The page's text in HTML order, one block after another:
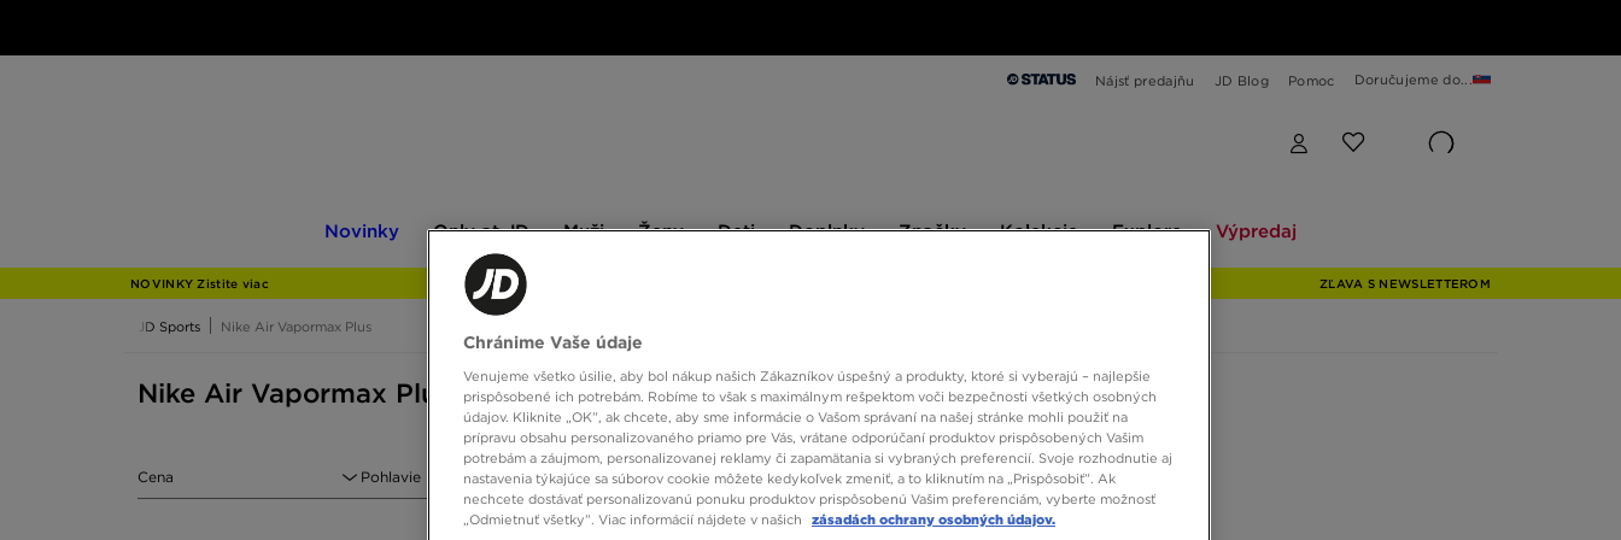
Nájsť predajňu JD Blog Pomoc Doručujeme do...
Novinky
JD
Only at JD Muži Ženy Deti Doplnky Značky Kolekcie Explore Výpredaj
NOVINKY Zistite viac ZĽAVA S NEWSLETTEROM
JD Sports Nike Air Vapormax Plus
Nike Air Vapormax Plus farba čierna
Cena Pohlavie Veľkosť Farba 1
Chránime Vaše údaje
Venujeme všetko úsilie, aby bol nákup našich Zákazníkov úspešný a produkty, ktoré si vyberajú – najlepšie
prispôsobené ich potrebám. Robíme to však s maximálnym rešpektom voči bezpečnosti všetkých osobných
údajov. Kliknite „OK”, ak chcete, aby sme informácie o Vašom správaní na našej stránke mohli použiť na
prípravu obsahu personalizovaného priamo pre Vás, vrátane odporúčaní produktov prispôsobených Vašim
potrebám a záujmom, personalizovanej reklamy či zapamätania si vybraných preferencií. Svoje rozhodnutie aj
nastavenia týkajúce sa súborov cookie môžete kedykoľvek zmeniť, a to kliknutím na „Prispôsobiť”. Ak
nechcete dostávať personalizovanú ponuku produktov prispôsobenú Vašim preferenciám, vyberte možnosť
„Odmietnuť všetky”. Viac informácií nájdete v našich
zásadách ochrany osobných údajov.